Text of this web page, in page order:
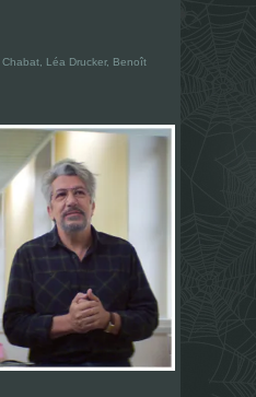
Léa Drucker, Benoît